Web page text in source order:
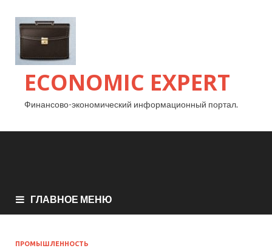
ECONOMIC EXPERT
Финансово-экономический информационный портал.
ГЛАВНОЕ МЕНЮ
ПРОМЫШЛЕННОСТЬ